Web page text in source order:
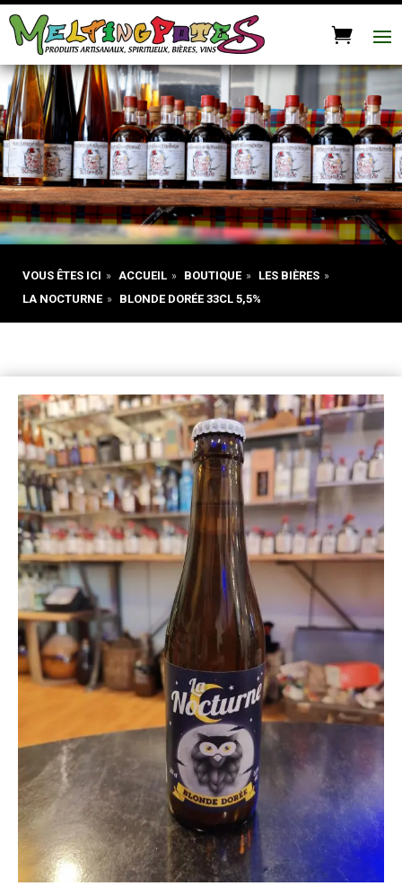
VOUS ÊTES ICI » ACCUEIL » BOUTIQUE » LES BIÈRES »
LA NOCTURNE » BLONDE DORÉE 33CL 5,5%